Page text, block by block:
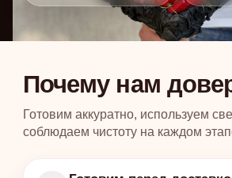
Почему нам
Готовим аккуратно, используем
соблюдаем чистоту на каждом